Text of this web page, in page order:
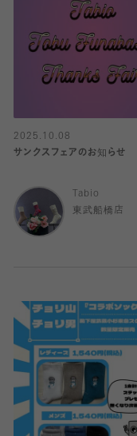
2025.10.08
サンクスフェアのお知らせ
Tabio
東武船橋店